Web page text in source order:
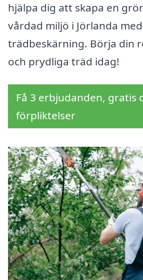
hjälpa dig att skapa en
vårdad miljö i Jörlanda
trädbeskärning. Börja din
och prydliga träd idag!
Få 3 erbjudanden, gratis
förpliktelser